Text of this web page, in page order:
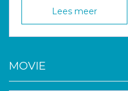
Lees meer
MOVIE